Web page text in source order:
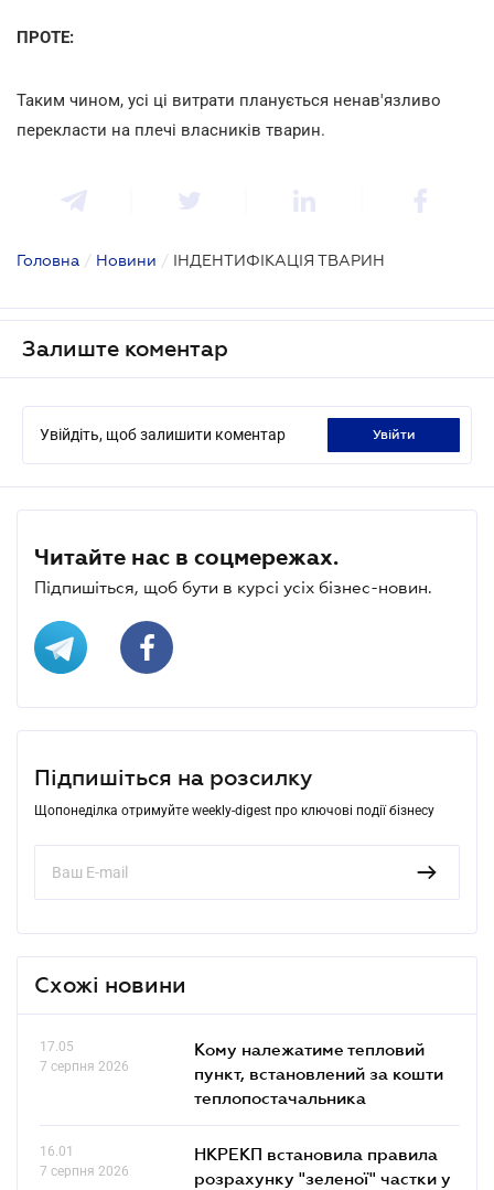
ПРОТЕ:
Таким чином, усі ці витрати планується ненав'язливо
перекласти на плечі власників тварин.
Головна / Новини / ІНДЕНТИФІКАЦІЯ ТВАРИН
Залиште коментар
Увійдіть, щоб залишити коментар увійти
Читайте нас в соцмережах.
Підпишіться, щоб бути в курсі усіх бізнес-новин.
Підпишіться на розсилку
Щопонеділка отримуйте weekly-digest про ключові події бізнесу
Схожі новини
17.05
7 серпня 2026
Кому належатиме тепловий
пункт, встановлений за кошти
теплопостачальника
16.01
7 серпня 2026
НКРЕКП встановила правила
розрахунку "зеленої" частки у